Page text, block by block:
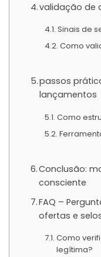
validação de
Sinais de
Como
passos
lançamentos
Como
Conclusão:
consciente
FAQ –
ofertas e
Como
legítima?